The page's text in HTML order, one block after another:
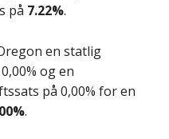
på 7.22%.
en statlig
og en
på 0,00% for en
.